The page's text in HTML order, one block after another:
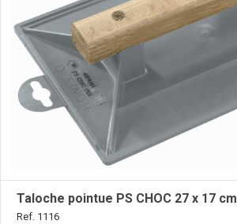
Taloche pointue PS CHOC 27 x 17 cm
Ref. 1116